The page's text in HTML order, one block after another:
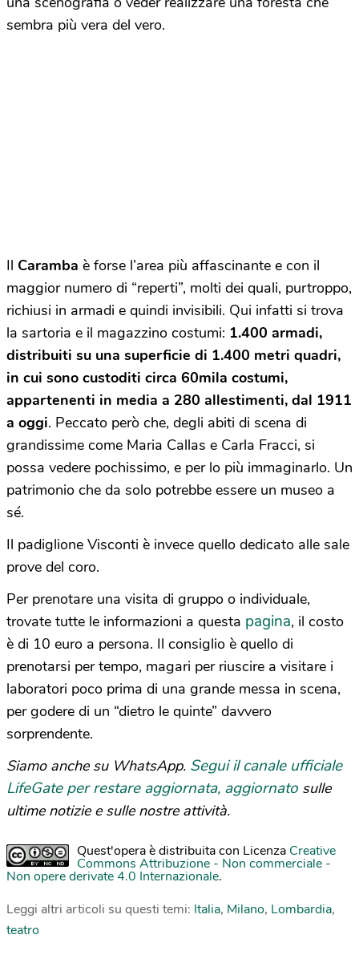
sembra più vera del vero.
Il Caramba è forse l’area più affascinante e con il
maggior numero di “reperti”, molti dei quali, purtroppo,
richiusi in armadi e quindi invisibili. Qui infatti si trova
la sartoria e il magazzino costumi: 1.400 armadi,
distribuiti su una superficie di 1.400 metri quadri,
in cui sono custoditi circa 60mila costumi,
appartenenti in media a 280 allestimenti, dal 1911
a oggi. Peccato però che, degli abiti di scena di
grandissime come Maria Callas e Carla Fracci, si
possa vedere pochissimo, e per lo più immaginarlo. Un
patrimonio che da solo potrebbe essere un museo a
sé.
Il padiglione Visconti è invece quello dedicato alle sale
prove del coro.
Per prenotare una visita di gruppo o individuale,
trovate tutte le informazioni a questa pagina, il costo
è di 10 euro a persona. Il consiglio è quello di
prenotarsi per tempo, magari per riuscire a visitare i
laboratori poco prima di una grande messa in scena,
per godere di un “dietro le quinte” davvero
sorprendente.
Siamo anche su WhatsApp. Segui il canale ufficiale
LifeGate per restare aggiornata, aggiornato sulle
ultime notizie e sulle nostre attività.
Quest'opera è distribuita con Licenza Creative
Commons Attribuzione - Non commerciale -
Non opere derivate 4.0 Internazionale.
Leggi altri articoli su questi temi: Italia, Milano, Lombardia,
teatro